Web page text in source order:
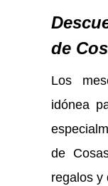
de
Los
idónea
de
regalos y